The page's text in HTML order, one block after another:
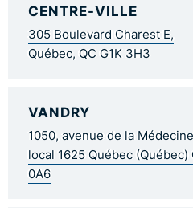
CENTRE-VILLE
305 Boulevard Charest E,
Québec, QC G1K 3H3
VANDRY
1050, avenue de la
local 1625 Québec (Québec)
0A6